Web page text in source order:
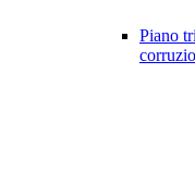
Piano